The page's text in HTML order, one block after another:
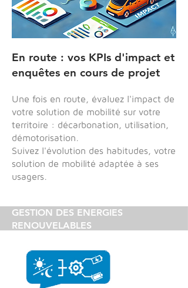
En route : vos KPIs d'impact et
enquêtes en cours de projet
Une fois en route, évaluez l'impact de
votre solution de mobilité sur votre
territoire : décarbonation, utilisation,
démotorisation.
Suivez l'évolution des habitudes, votre
solution de mobilité adaptée à ses
usagers.
GESTION DES ENERGIES
RENOUVELABLES